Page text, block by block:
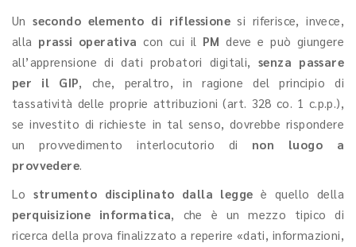
Unsecondo elemento di riflessionesi riferisce, invece,
alla prassi operativa con cui il PM deve e può giungere
all’apprensione di dati probatori digitali, senza passare
per il GIP, che, peraltro, in ragione del principio di
tassatività delle proprie attribuzioni (art. 328 co. 1 c.p.p.),
se investito di richieste in tal senso, dovrebbe rispondere
un provvedimento interlocutorio di non luogo a
provvedere.
Lostrumento disciplinato dalla legge è quello della
perquisizione informatica, che è un mezzo tipico di
ricerca della prova finalizzato a reperire «dati, informazioni,